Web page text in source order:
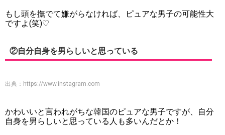
もし頭を撫でて嫌がらなければ、ピュアな男子の可能性大
ですよ(笑)♡
②自分自身を男らしいと思っている
出典： https://www.instagram.com
かわいいと言われがちな韓国のピュアな男子ですが、自分
自身を男らしいと思っている人も多いんだとか！